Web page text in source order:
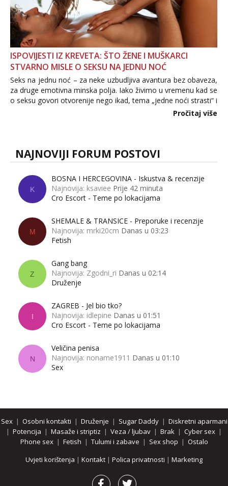
ISPOVIJESTI IZ KREVETA: ŠTO ŽENE I MUŠKARCI
STVARNO MISLE O SEKSU NA JEDNU NOĆ
Seks na jednu noć – za neke uzbudljiva avantura bez obaveza,
za druge emotivna minska polja. Iako živimo u vremenu kad se
o seksu govori otvorenije nego ikad, tema „jedne noći strasti“ i
dalje izaziva burne rasprave. Što zapravo misle žene, a što
Pročitaj više
NAJNOVIJI FORUM POSTOVI
K
BOSNA I HERCEGOVINA - Iskustva & recenzije
Najnovija: ksaviee Prije 42 minuta
Cro Escort - Teme po lokacijama
M
SHEMALE & TRANSICE - Preporuke i recenzije
Najnovija: mrki20cm Danas u 03:23
Fetish
Z
Gang bang
Najnovija: Zgodni_ri Danas u 02:14
Druženje
I
ZAGREB - Jel bio tko?
Najnovija: idlepine Danas u 01:51
Cro Escort - Teme po lokacijama
N
Veličina penisa
Najnovija: noname1911 Danas u 01:10
Sex
Sex| Osobni kontakti | Druženje | Sugar Daddy| Diskretni aparmani
| Potencija | Masaže i striptiz | Veza / ljubav | Brak | Cyber sex |
Phone sex| Fetish | Tulumi i zabave | Sex shop | Ostalo
Uvjeti korištenja | Kontakt | Polica privatnosti | Marketing